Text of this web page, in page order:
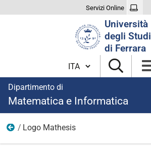
Servizi Online
Università
degli Studi
di Ferrara
Cambia lingua
Dipartimento di
Matematica e Informatica
Documenti e immagini
Logo Mathesis